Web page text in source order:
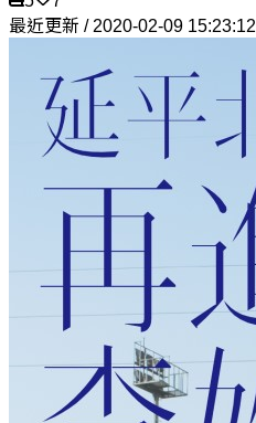
最近更新 / 2020-02-09 15:23:12